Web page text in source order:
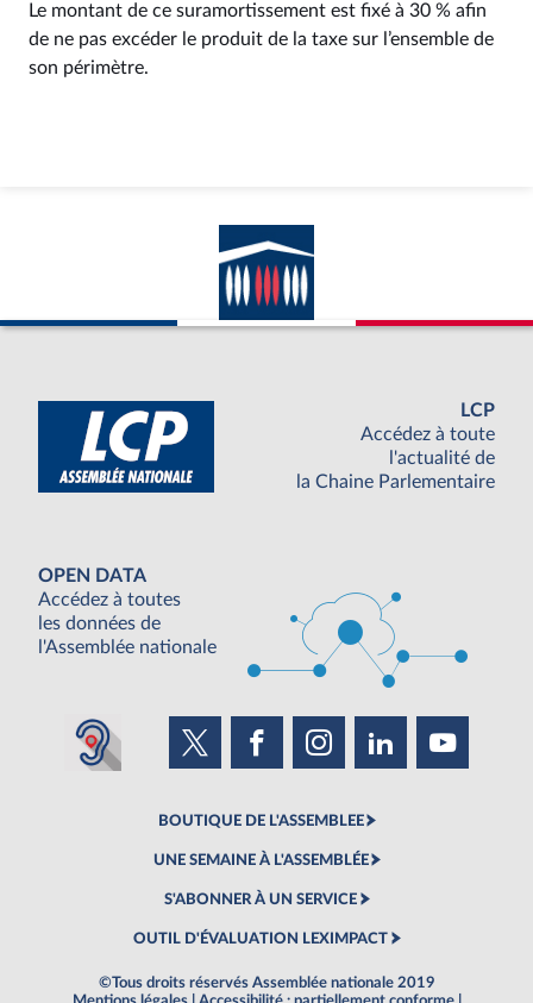
Le montant de ce suramortissement est fixé à 30 % afin
de ne pas excéder le produit de la taxe sur l’ensemble de
son périmètre.
LCP
Accédez à toute
l'actualité de
la Chaine Parlementaire
OPEN DATA
Accédez à toutes
les données de
l'Assemblée nationale
BOUTIQUE DE L'ASSEMBLEE
UNE SEMAINE À L'ASSEMBLÉE
S'ABONNER À UN SERVICE
OUTIL D'ÉVALUATION LEXIMPACT
©Tous droits réservés Assemblée nationale 2019
Mentions légales
Accessibilité : partiellement conforme